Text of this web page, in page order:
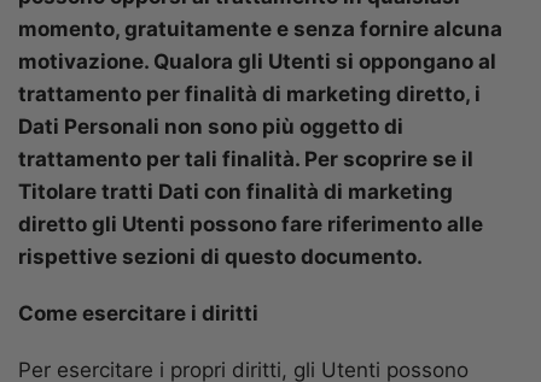
momento, gratuitamente e senza fornire alcuna
motivazione. Qualora gli Utenti si oppongano al
trattamento per finalità di marketing diretto, i
Dati Personali non sono più oggetto di
trattamento per tali finalità. Per scoprire se il
Titolare tratti Dati con finalità di marketing
diretto gli Utenti possono fare riferimento alle
rispettive sezioni di questo documento.
Come esercitare i diritti
Per esercitare i propri diritti, gli Utenti possono